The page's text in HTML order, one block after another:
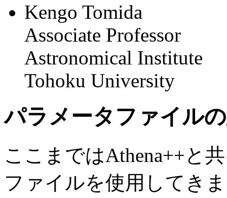
Kengo Tomida
Associate Professor
Astronomical Institute
Tohoku University
パラメータファイル
ここまではAthena++と
ファイルを使用してき